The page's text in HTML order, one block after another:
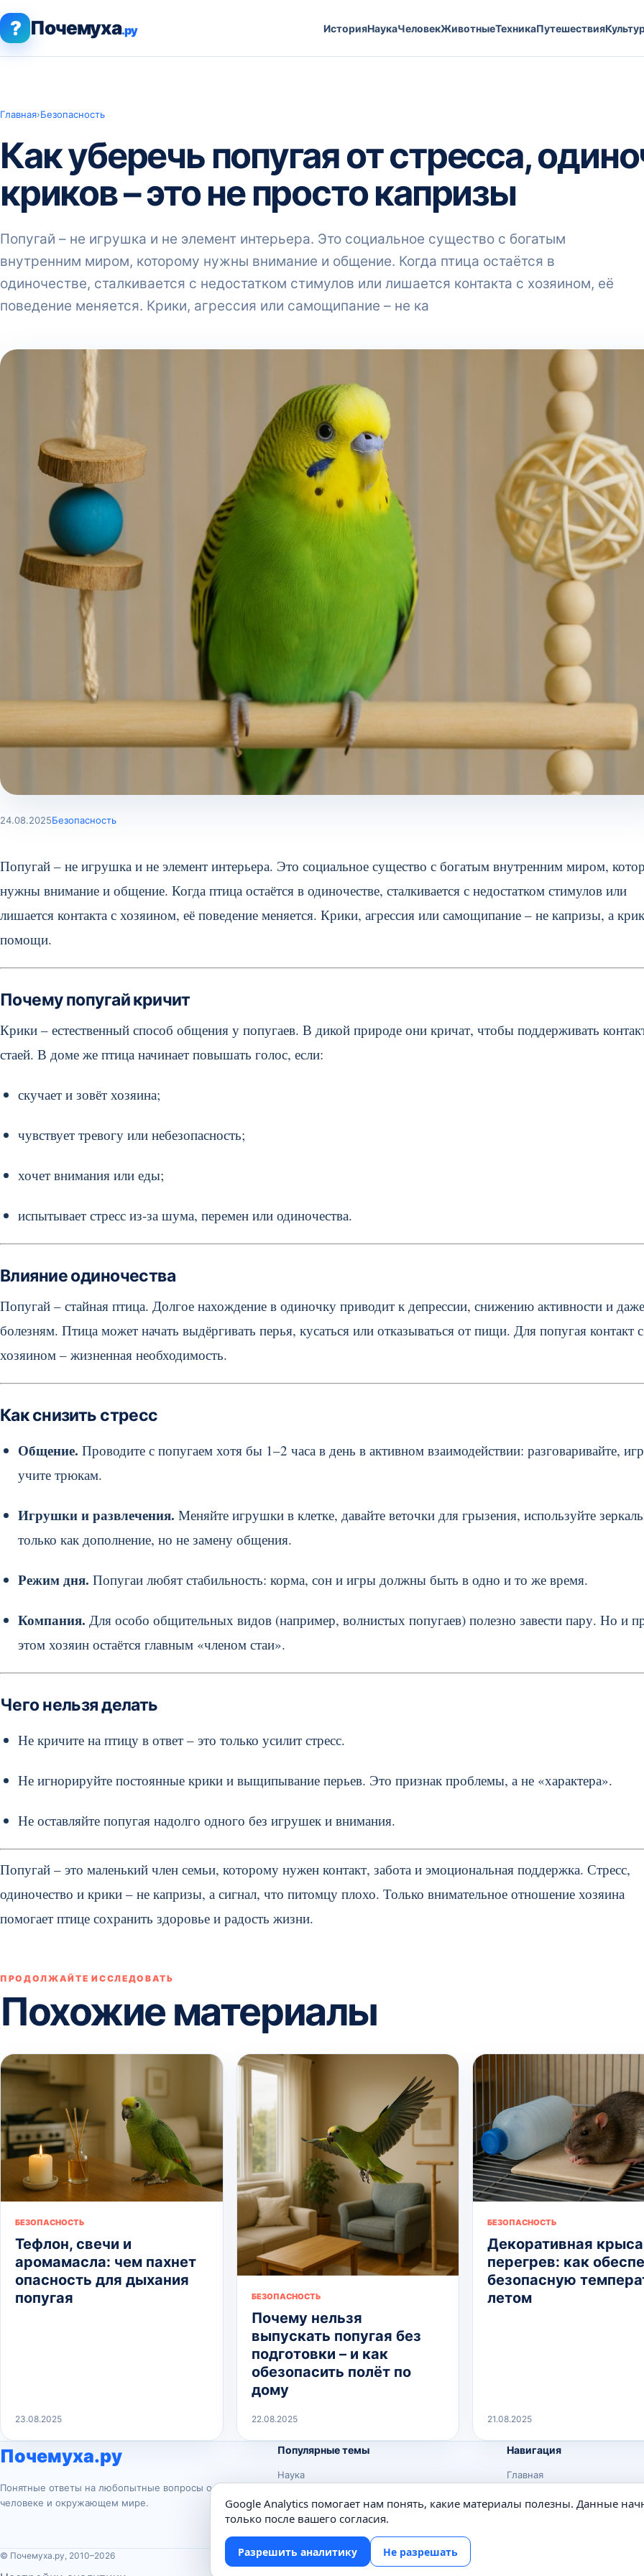
? Почемуха.ру ИсторияНаукаЧеловекЖивотныеТехникаПутешествия
Главная›Безопасность
Как уберечь попугая от стресса,
криков – это не просто капризы
Попугай – не игрушка и не элемент интерьера. Это социальное существо с богатым
внутренним миром, которому нужны внимание и общение. Когда птица остаётся в
одиночестве, сталкивается с недостатком стимулов или лишается контакта с хозяином, её
поведение меняется. Крики, агрессия или самощипание – не ка
24.08.2025Безопасность
Попугай – не игрушка и не элемент интерьера. Это социальное существо с богатым внутренним миром,
нужны внимание и общение. Когда птица остаётся в одиночестве, сталкивается с недостатком стимулов или
лишается контакта с хозяином, её поведение меняется. Крики, агрессия или самощипание – не капризы, а
помощи.
Почему попугай кричит
Крики – естественный способ общения у попугаев. В дикой природе они кричат, чтобы поддерживать
стаей. В доме же птица начинает повышать голос, если:
скучает и зовёт хозяина;
чувствует тревогу или небезопасность;
хочет внимания или еды;
испытывает стресс из-за шума, перемен или одиночества.
Влияние одиночества
Попугай – стайная птица. Долгое нахождение в одиночку приводит к депрессии, снижению активности и даже
болезням. Птица может начать выдёргивать перья, кусаться или отказываться от пищи. Для попугая контакт с
хозяином – жизненная необходимость.
Как снизить стресс
Общение. Проводите с попугаем хотя бы 1–2 часа в день в активном взаимодействии: разговаривайте,
учите трюкам.
Игрушки и развлечения. Меняйте игрушки в клетке, давайте веточки для грызения, используйте
только как дополнение, но не замену общения.
Режим дня. Попугаи любят стабильность: корма, сон и игры должны быть в одно и то же время.
Компания. Для особо общительных видов (например, волнистых попугаев) полезно завести пару. Но и
этом хозяин остаётся главным «членом стаи».
Чего нельзя делать
Не кричите на птицу в ответ – это только усилит стресс.
Не игнорируйте постоянные крики и выщипывание перьев. Это признак проблемы, а не «характера».
Не оставляйте попугая надолго одного без игрушек и внимания.
Попугай – это маленький член семьи, которому нужен контакт, забота и эмоциональная поддержка. Стресс,
одиночество и крики – не капризы, а сигнал, что питомцу плохо. Только внимательное отношение хозяина
помогает птице сохранить здоровье и радость жизни.
ПРОДОЛЖАЙТЕ ИССЛЕДОВАТЬ
Похожие материалы
БЕЗОПАСНОСТЬ
Тефлон, свечи и
аромамасла: чем пахнет
опасность для дыхания
попугая
23.08.2025
БЕЗОПАСНОСТЬ
Почему нельзя
выпускать попугая без
подготовки – и как
обезопасить полёт по
дому
22.08.2025
БЕЗОПАСНОСТЬ
Декоративная
перегрев: как
безопасную
летом
21.08.2025
Почемуха.ру
Понятные ответы на любопытные вопросы о
человеке и окружающем мире.
Популярные темы
Наука
Животные
Техника
Навигация
Главная
© Почемуха.ру, 2010–2026
Google Analytics помогает нам понять, какие материалы полезны. Данные
только после вашего согласия.
Разрешить аналитику Не разрешать